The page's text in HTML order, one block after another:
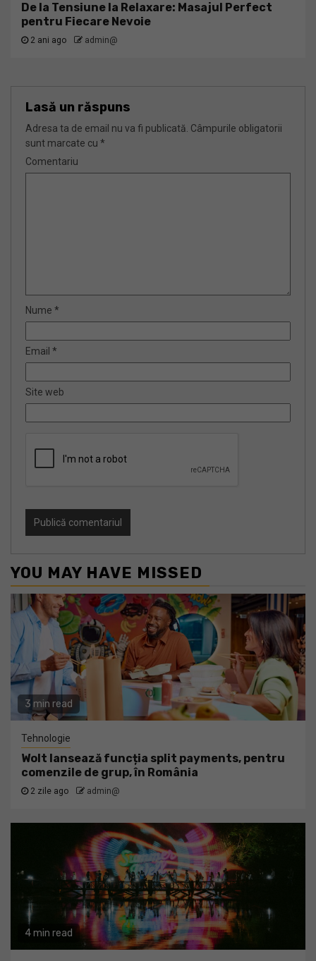
De la Tensiune la Relaxare: Masajul Perfect
pentru Fiecare Nevoie
2 ani ago admin@
Lasă un răspuns
Adresa ta de email nu va fi publicată. Câmpurile obligatorii
sunt marcate cu *
Comentariu
Nume *
Email *
Site web
YOU MAY HAVE MISSED
3 min read
Tehnologie
Wolt lansează funcția split payments, pentru
comenzile de grup, în România
2 zile ago admin@
4 min read